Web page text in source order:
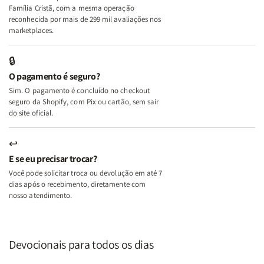
A
Mulher
Lar
A
Lar
Família Cristã, com a mesma operação
reconhecida por mais de 299 mil avaliações nos
marketplaces.
🔒
O pagamento é seguro?
Sim. O pagamento é concluído no checkout
seguro da Shopify, com Pix ou cartão, sem sair
do site oficial.
↩
E se eu precisar trocar?
Você pode solicitar troca ou devolução em até 7
dias após o recebimento, diretamente com
nosso atendimento.
Devocionais para todos os dias